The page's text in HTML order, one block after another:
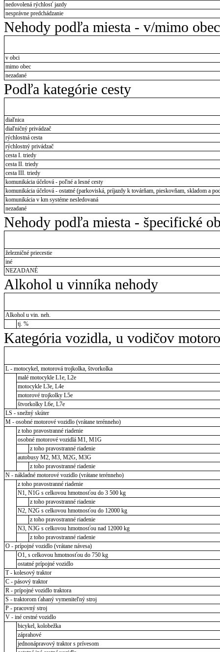
nedovolená rýchlosť jazdy
nesprávne predchádzanie
Nehody podľa miesta - v/mimo obec
v obci
mimo obec
nezadané
Podľa kategórie cesty
diaľnica
diaľničný privádzač
rýchlostná cesta
rýchlostný privádzač
cesta I. triedy
cesta II. triedy
cesta III. triedy
komunikácia účelová - poľné a lesné cesty
komunikácia účelová - ostatné (parkoviská, príjazdy k továrňam, pieskovňam, skladom a
komunikácia v km systéme nesledovaná
nezadané
Nehody podľa miesta - špecifické
železničné priecestie
iné
NEZADANÉ
Alkohol u vinníka nehody
Alkohol u vin. neh.
tj. %
Kategória vozidla, u vodičov
L - motocykel, motorová trojkolka, štvorkolka
malé motocykle L1e, L2e
motocykle L3e, L4e
motorové trojkolky L5e
štvorkolky L6e, L7e
LS - snežný skúter
M - osobné motorové vozidlo (vrátane terénneho)
z toho pravostranné riadenie
osobné motorové vozidlá M1, M1G
z toho pravostranné riadenie
autobusy M2, M3, M2G, M3G
z toho pravostranné riadenie
N - nákladné motorové vozidlo (vrátane terénneho)
z toho pravostranné riadenie
N1, N1G s celkovou hmotnosťou do 3 500 kg
z toho pravostranné riadenie
N2, N2G s celkovou hmotnosťou do 12000 kg
z toho pravostranné riadenie
N3, N3G s celkovou hmotnosťou nad 12000 kg
z toho pravostranné riadenie
O - prípojné vozidlo (vrátane návesa)
O1, s celkovou hmotnosťou do 750 kg
ostatné prípojné vozidlo
T - kolesový traktor
C - pásový traktor
R - prípojné vozidlo traktora
S - traktorom ťahaný vymeniteľný stroj
P - pracovný stroj
V - iné cestné vozidlo
bicykel, kolobežka
záprahové
jednonápravový traktor s prívesom